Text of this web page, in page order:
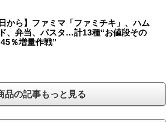
日から】ファミマ「ファミチキ」、ハム
、弁当、パスタ…計13種“お値段その
％増量作戦”
品の記事もっと見る